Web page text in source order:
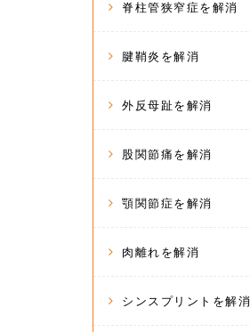
脊柱管狭窄症を解消
腱鞘炎を解消
外反母趾を解消
股関節痛を解消
顎関節症を解消
肉離れを解消
シンスプリントを解消